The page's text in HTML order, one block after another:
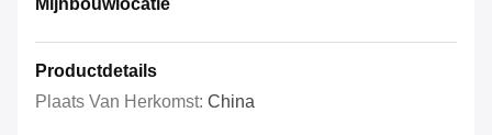
Mijnbouwlocatie
Productdetails
Plaats Van Herkomst: China